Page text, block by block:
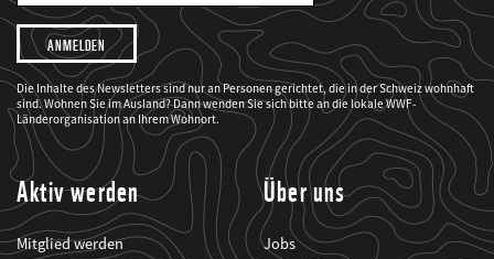
Adresse
Ich
möchte,
dass
der
WWF
mich
über
seine
Projekte
informiert.
Die Inhalte des Newsletters sind nur an Personen gerichtet, die in der Schweiz wohnhaft
sind. Wohnen Sie im Ausland? Dann wenden Sie sich bitte an die lokale WWF-
Länderorganisation an Ihrem Wohnort.
Aktiv werden
Mitglied werden
Über uns
Jobs